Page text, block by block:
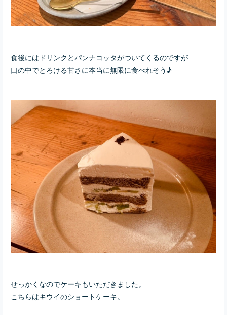
食後にはドリンクとパンナコッタがついてくるのですが
口の中でとろける甘さに本当に無限に食べれそう♪
せっかくなのでケーキもいただきました。
こちらはキウイのショートケーキ。